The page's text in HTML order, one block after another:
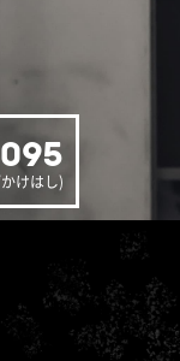
けはし)